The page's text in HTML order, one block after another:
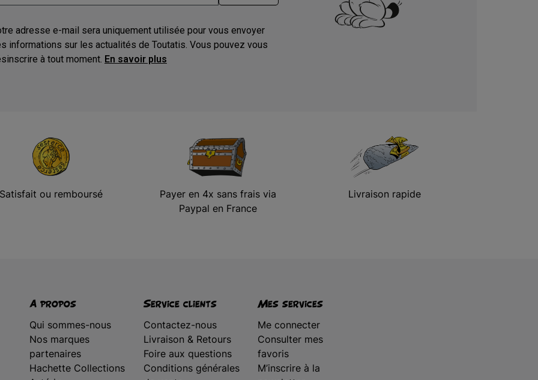
adresse e-mail sera uniquement utilisée pour vous envoyer
informations sur les actualités de Toutatis. Vous pouvez vous
à tout moment. En savoir plus
Satisfait ou remboursé
Payer en 4x sans frais via
Paypal en France
Livraison rapide
A propos
Qui sommes-nous
Nos marques
partenaires
Hachette Collections
Service clients
Contactez-nous
Livraison & Retours
Foire aux questions
Conditions générales
Mes services
Me connecter
Consulter mes
favoris
M’inscrire à la